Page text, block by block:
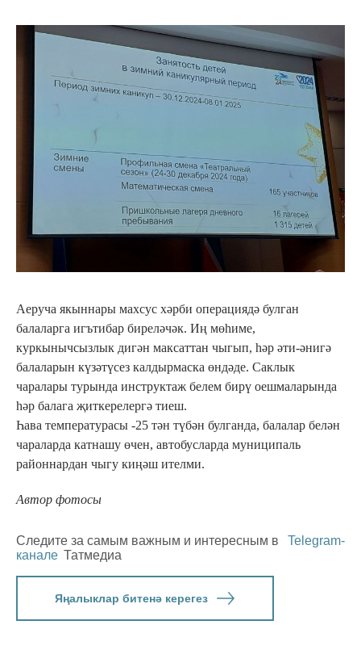
Аеруча якыннары махсус хәрби операциядә булган
балаларга игътибар биреләчәк. Иң мөһиме,
куркынычсызлык дигән максаттан чыгып, һәр әти-әнигә
балаларын күзәтүсез калдырмаска өндәде. Саклык
чаралары турында инструктаж белем бирү оешмаларында
һәр балага җиткерелергә тиеш.
Һава температурасы -25 тән түбән булганда, балалар белән
чараларда катнашу өчен, автобусларда муниципаль
районнардан чыгу киңәш ителми.
Автор фотосы
Следите за самым важным и интересным в
Telegram-
канале Татмедиа
Яңалыклар битенә керегез